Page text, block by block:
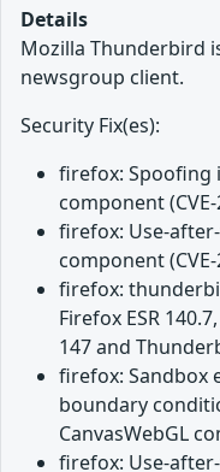
Details
Mozilla Thunderbird
newsgroup client.
Security Fix(es):
firefox: Spoofing
component
firefox: Use-
component
firefox:
Firefox ESR
147 and
firefox: Sandbox
boundary
CanvasWebGL
firefox: Use-